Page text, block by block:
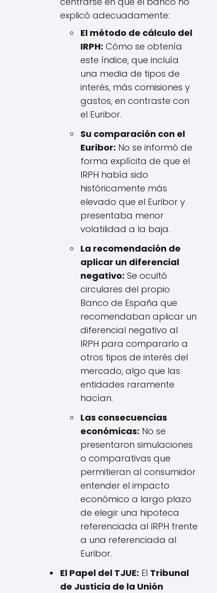
explicó adecuadamente:
El método de cálculo del
IRPH: Cómo se obtenía
este índice, que incluía
una media de tipos de
interés, más comisiones y
gastos, en contraste con
el Euribor.
Su comparación con el
Euribor: No se informó de
forma explícita de que el
IRPH había sido
históricamente más
elevado que el Euribor y
presentaba menor
volatilidad a la baja.
La recomendación de
aplicar un diferencial
negativo: Se ocultó
circulares del propio
Banco de España que
recomendaban aplicar un
diferencial negativo al
IRPH para compararlo a
otros tipos de interés del
mercado, algo que las
entidades raramente
hacían.
Las consecuencias
económicas: No se
presentaron simulaciones
o comparativas que
permitieran al consumidor
entender el impacto
económico a largo plazo
de elegir una hipoteca
referenciada al IRPH frente
a una referenciada al
Euribor.
El Papel del TJUE: El Tribunal
de Justicia de la Unión